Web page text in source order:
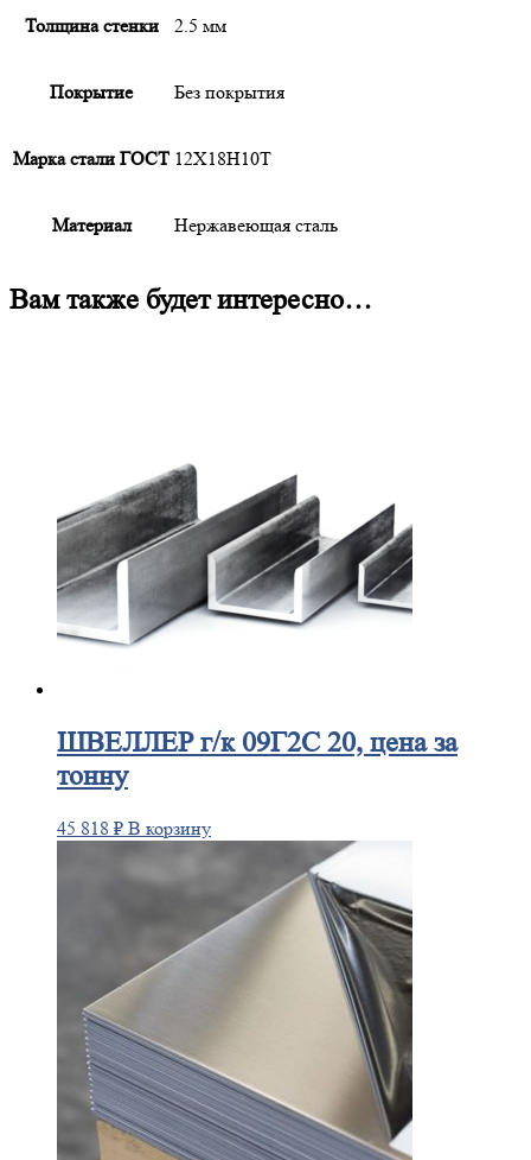
Толщина стенки 2.5 мм
Покрытие Без покрытия
Марка стали ГОСТ 12Х18Н10Т
Материал Нержавеющая сталь
Вам также будет интересно…
ШВЕЛЛЕРг/к 09Г2С 20, цена за
тонну
45 818 ₽ В корзину